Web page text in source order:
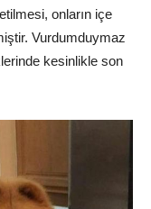
onların içe
Vurdumduymaz
kesinlikle son